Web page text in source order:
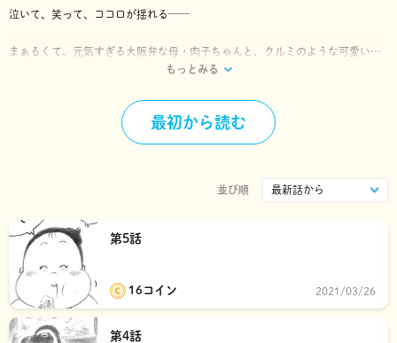
泣いて、笑って、ココロが揺れる──
まぁるくて、元気すぎる大阪弁な母・肉子ちゃんと、クルミのような可愛い
目、痩せっぽちな小学生・キクりんが、流れ着いた北の港町で賑やかに生きて
大ヒット小説 完全コミカライズ!!
原作『漁港の肉子ちゃん』西加奈子（幻冬舎文庫）
もっとみる
最初から読む
並び順
第5話
16コイン 2021/03/26
第4話